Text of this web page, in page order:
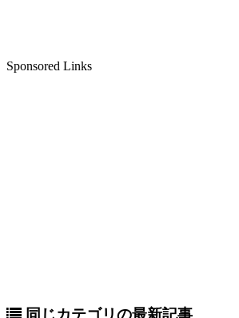
Sponsored Links
同じカテゴリの最新記事